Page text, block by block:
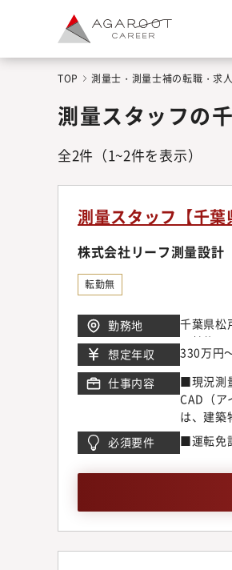
TOP 測量士・測量士補の転職・求
測量スタッフの
全2件 （1~2件を表示）
測量スタッフ【千葉
株式会社リーフ測量設計
転勤無
勤務地
千葉県松
入社後
想定年収
仕事内容
■現況測
CAD（ア
は、建築
台」を作
ます。
議を行い
りや取
必須要件 ■運転免